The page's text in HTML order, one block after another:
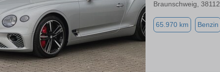
Braunschweig, 38112
65.970 km Benzin